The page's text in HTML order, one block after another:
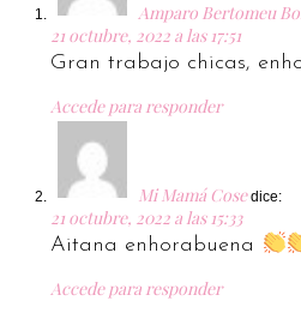
Amparo Bertomeu
21 octubre, 2022 a las 17:51
Gran trabajo chicas,
Accede para responder
Mi Mamá Cose dice:
21 octubre, 2022 a las 15:33
Aitana enhorabuena
Accede para responder